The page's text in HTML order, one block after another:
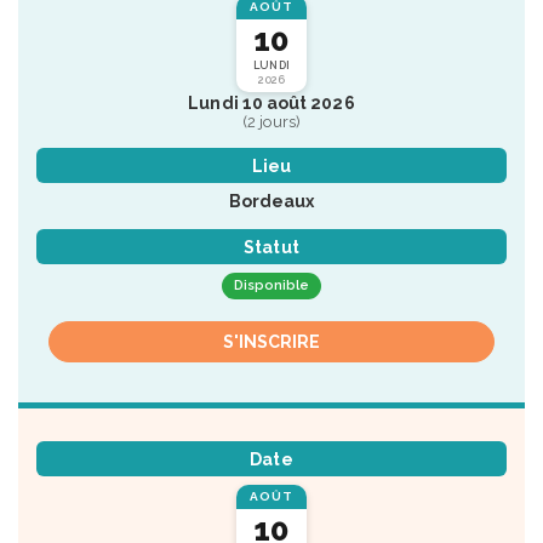
AOÛT
10
LUNDI
2026
Lundi 10 août 2026
(2 jours)
Lieu
Bordeaux
Statut
Disponible
S'INSCRIRE
Date
AOÛT
10